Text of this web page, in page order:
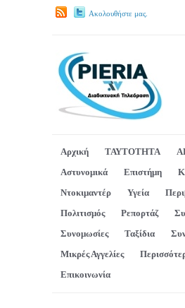
Ακολουθήστε μας.
Αρχική ΤΑΥΤΟΤΗΤΑ
Αστυνομικά
Επιστήμη
Ντοκιμαντέρ
Υγεία
Πολιτισμός
Ρεπορτάζ
Συνομωσίες
Ταξίδια
Μικρές Αγγελίες
Επικοινωνία